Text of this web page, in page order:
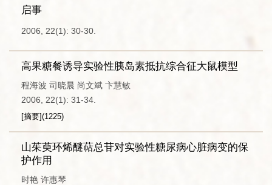
启事
2006, 22(1): 30-30.
高果糖餐诱导实验性胰岛素抵抗综合征大鼠模型
程海波 司晓晨 尚文斌 卞慧敏
2006, 22(1): 31-34.
[摘要](1225)
山茱萸环烯醚萜总苷对实验性糖尿病心脏病变的保
护作用
时艳 许惠琴